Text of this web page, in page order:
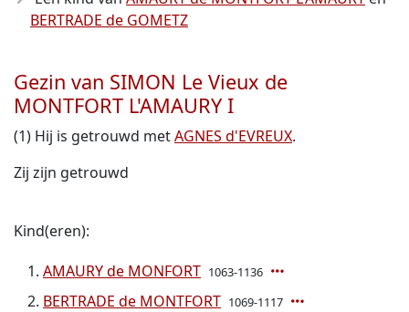
BERTRADE de GOMETZ
Gezin van SIMON Le Vieux de
MONTFORT L'AMAURY I
(1) Hij is getrouwd metAGNES d'EVREUX.
Zij zijn getrouwd
Kind(eren):
AMAURY de MONFORT 1063-1136
BERTRADE de MONTFORT 1069-1117